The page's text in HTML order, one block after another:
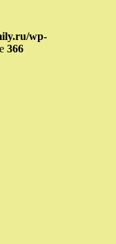
wp-
366